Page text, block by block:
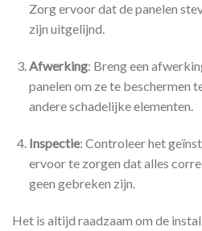
Zorg ervoor dat de panelen
zijn uitgelijnd.
Afwerking: Breng een
panelen om ze te beschermen
andere schadelijke elementen.
Inspectie: Controleer het
ervoor te zorgen dat alles
geen gebreken zijn.
Het is altijd raadzaam om de